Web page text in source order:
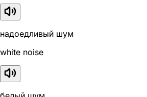
надоедливый шум
white noise